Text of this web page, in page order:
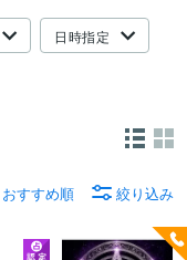
日時指定
おすすめ順 絞り込み